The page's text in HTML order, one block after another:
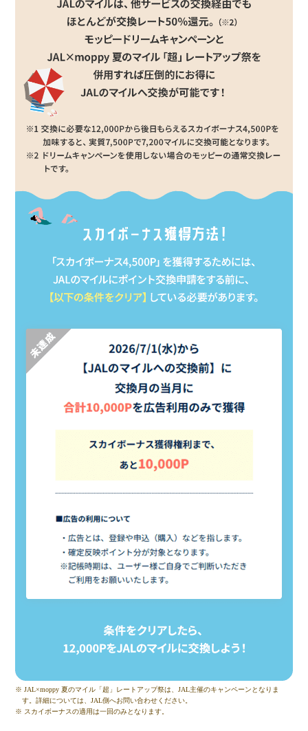
※ JAL×moppy 夏のマイル「超」レートアップ祭は、JAL主催のキャンペーンとなりま
す。詳細については、JAL側へお問い合わせください。
※ スカイボーナスの適用は一回のみとなります。